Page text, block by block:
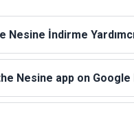
Nesine İndirme
Nesine app on Google